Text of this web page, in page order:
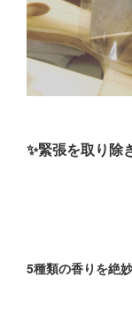
✨緊張を取り除
5種類の香りを絶